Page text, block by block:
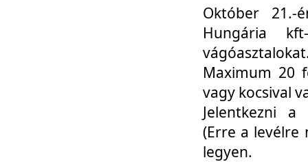
Október 21.-
Hungária
Maximum 20
vagy kocsival
Jelentkezni a
(Erre a levélre
legyen.